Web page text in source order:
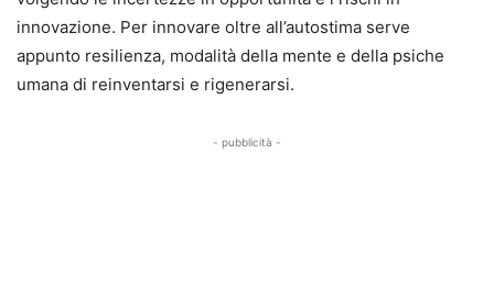
innovazione. Per innovare oltre all’autostima serve
appunto resilienza, modalità della mente e della psiche
umana di reinventarsi e rigenerarsi.
- pubblicità -